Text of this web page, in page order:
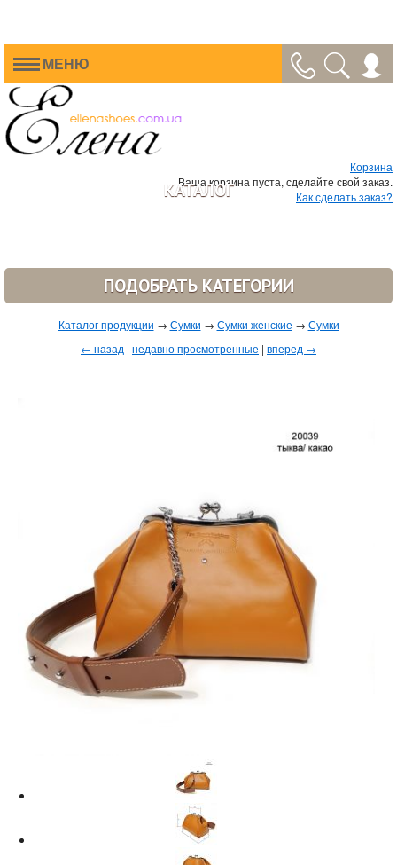
МЕНЮ
Корзина
Ваша корзина пуста, сделайте свой заказ.
Как сделать заказ?
КАТАЛОГ
ПОДОБРАТЬ КАТЕГОРИИ
Каталог продукции → Сумки → Сумки женские → Сумки
← назад | недавно просмотренные | вперед →